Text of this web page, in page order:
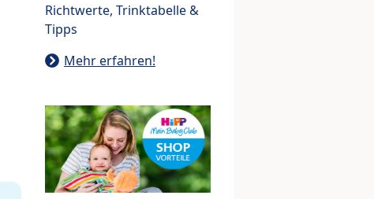
Richtwerte, Trinktabelle &
Tipps
Mehr erfahren!